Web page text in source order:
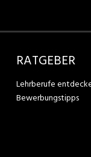
RATGEBER
Lehrberufe
Bewerbungstipps